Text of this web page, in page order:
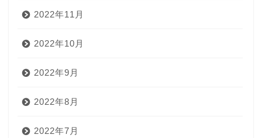
2022年11月
2022年10月
2022年9月
2022年8月
2022年7月